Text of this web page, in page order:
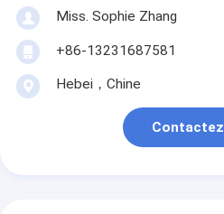
Miss. Sophie Zhang
+86-13231687581
Hebei，Chine
Contactez